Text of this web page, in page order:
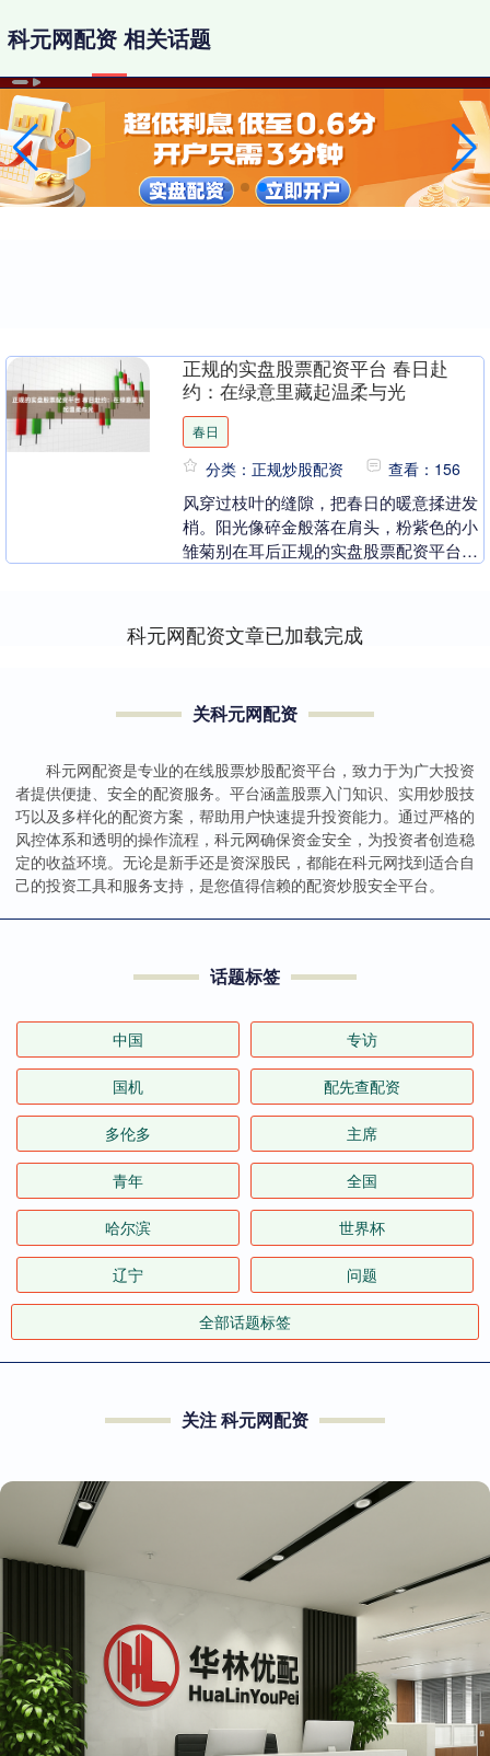
科元网配资 相关话题
正规的实盘股票配资平台 春日赴
约：在绿意里藏起温柔与光
春日
分类：正规炒股配资 查看：156
风穿过枝叶的缝隙，把春日的暖意揉进发
梢。阳光像碎金般落在肩头，粉紫色的小
雏菊别在耳后正规的实盘股票配资平台，
科元网配资文章已加载完成
关科元网配资
科元网配资是专业的在线股票炒股配资平台，致力于为广大投资
者提供便捷、安全的配资服务。平台涵盖股票入门知识、实用炒股技
巧以及多样化的配资方案，帮助用户快速提升投资能力。通过严格的
风控体系和透明的操作流程，科元网确保资金安全，为投资者创造稳
定的收益环境。无论是新手还是资深股民，都能在科元网找到适合自
己的投资工具和服务支持，是您值得信赖的配资炒股安全平台。
话题标签
中国 专访
国机 配先查配资
多伦多 主席
青年 全国
哈尔滨 世界杯
辽宁 问题
全部话题标签
关注 科元网配资